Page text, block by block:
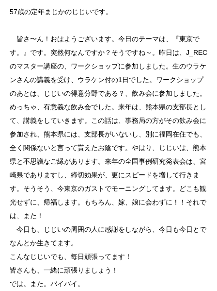
57歳の定年まじかのじじいです。
皆さ〜ん！おはようございます。今日のテーマは、『東京で
す。』です。突然何なんですか？そうですね～。昨日は、J_REC
のマスター講座の、ワークショップに参加しました。生のウラケ
ンさんの講義を受け、ウラケン付の1日でした。ワークショップ
のあとは、じじいの得意分野である？、飲み会に参加しました。
めっちゃ、有意義な飲み会でした。来年は、熊本県の支部長とし
て、講義をしていきます。この話は、事務局の方がその飲み会に
参加され、熊本県には、支部長がいないし、別に福岡在住でも、
全く関係ないと言って貰えたお陰です。やはり、じじいは、熊本
県と不思議なご縁があります。来年の全国事例研究発表会は、宮
崎県でありますし、締切効果が、更にスピードを増して行きま
す。そうそう、今東京のガストでモーニングしてます。どこも観
光せずに、帰福します。もちろん、嫁、娘に会わずに！！それで
は、また！
今日も、じじいの周囲の人に感謝をしながら、今日も今日とで
なんとか生きてます。
こんなじじいでも、毎日頑張ってます！
皆さんも、一緒に頑張りましょう！
では。また。バイバイ。